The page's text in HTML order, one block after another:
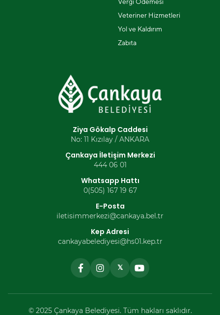
Veteriner Hizmetleri
Yol ve Kaldırım
Zabıta
Ziya Gökalp Caddesi
No: 11 Kızılay / ANKARA
Çankaya İletişim Merkezi
444 06 01
Whatsapp Hattı
0(505) 167 19 67
E-Posta
iletisimmerkezi@cankaya.bel.tr
Kep Adresi
cankayabelediyesi@hs01.kep.tr
𝕏
© 2025 Çankaya Belediyesi. Tüm hakları saklıdır.